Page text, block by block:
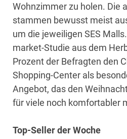
Wohnzimmer zu holen. Die
stammen bewusst meist
um die jeweiligen SES
market-Studie aus dem
Prozent der Befragten den
Shopping-Center als
Angebot, das den
für viele noch komfortabler
Top-Seller der Woche